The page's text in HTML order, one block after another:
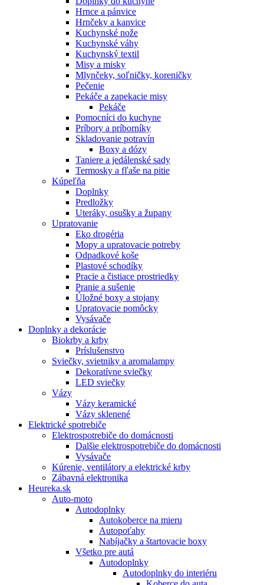
Hrnce a pánvice
Hrnčeky a kanvice
Kuchynské nože
Kuchynské váhy
Kuchynský textil
Misy a misky
Mlynčeky, soľničky, koreničky
Pečenie
Pekáče a zapekacie misy
Pekáče
Pomocníci do kuchyne
Príbory a príborníky
Skladovanie potravín
Boxy a dózy
Taniere a jedálenské sady
Termosky a fľaše na pitie
Kúpeľňa
Doplnky
Predložky
Uteráky, osušky a župany
Upratovanie
Eko drogéria
Mopy a upratovacie potreby
Odpadkové koše
Plastové schodíky
Pracie a čistiace prostriedky
Pranie a sušenie
Úložné boxy a stojany
Upratovacie pomôcky
Vysávače
Doplnky a dekorácie
Biokrby a krby
Príslušenstvo
Sviečky, svietniky a aromalampy
Dekoratívne sviečky
LED sviečky
Vázy
Vázy keramické
Vázy sklenené
Elektrické spotrebiče
Elektrospotrebiče do domácnosti
Dalšie elektrospotrebiče do domácnosti
Vysávače
Kúrenie, ventilátory a elektrické krby
Zábavná elektronika
Heureka.sk
Auto-moto
Autodoplnky
Autokoberce na mieru
Autopoťahy
Nabíjačky a štartovacie boxy
Všetko pre autá
Autodoplnky
Autodoplnky do interiéru